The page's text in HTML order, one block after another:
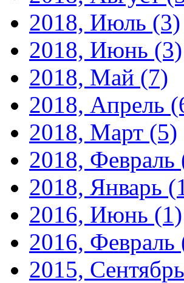
2018, Июль (3)
2018, Июнь (3)
2018, Май (7)
2018, Апрель
2018, Март (5)
2018, Февраль
2018, Январь
2016, Июнь (1)
2016, Февраль
2015, Сентябрь